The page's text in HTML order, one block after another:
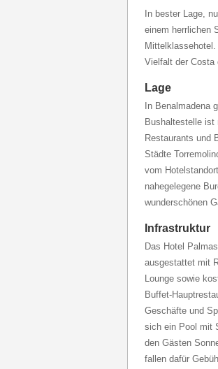
In bester Lage,
einem herrlichen
Vielfalt der Costa
Lage
In Benalmadena
Bushaltestelle ist
Restaurants und
Städte
vom
nahegelegene
wunderschönen
Infrastruktur
Das Hotel
ausgestattet mit
Lounge sowie
Buffet-
Geschäfte und
sich ein Pool mit
den Gästen
fallen dafür